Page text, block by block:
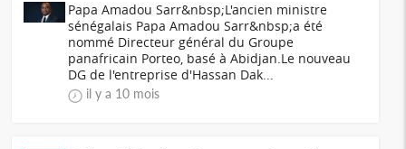
Papa Amadou Sarr&nbsp;L'ancien ministre
sénégalais Papa Amadou Sarr&nbsp;a été
nommé Directeur général du Groupe
panafricain Porteo, basé à Abidjan.Le nouveau
DG de l'entreprise d'Hassan Dak...
il y a 10 mois